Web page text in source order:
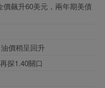
飆升60美元，兩年期美債
價稍呈回升
探1.40關口